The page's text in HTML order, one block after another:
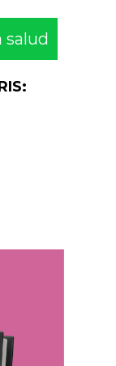
salud